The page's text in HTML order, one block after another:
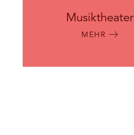
Musiktheater
MEHR